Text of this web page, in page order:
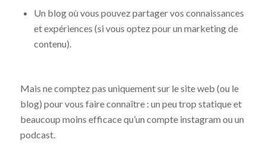
Un blog où vous pouvez partager vos connaissances
et expériences (si vous optez pour un marketing de
contenu).
Mais ne comptez pas uniquement sur le site web (ou le
blog) pour vous faire connaître : un peu trop statique et
beaucoup moins efficace qu’un compte instagram ou un
podcast.